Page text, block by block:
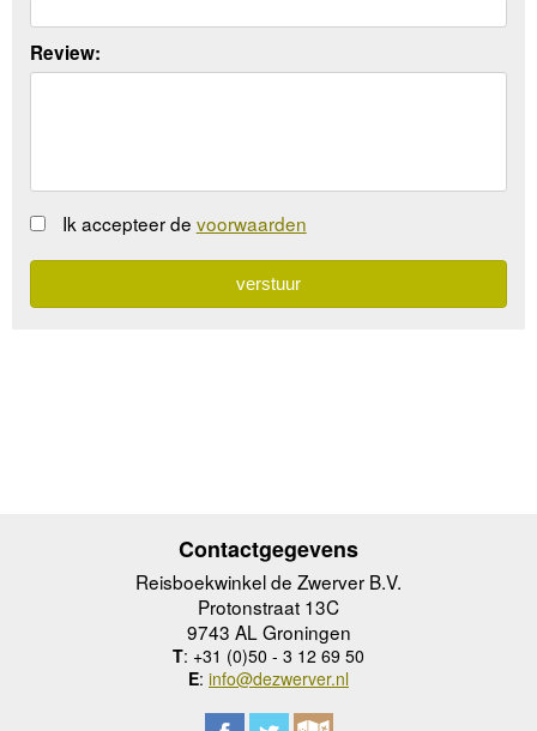
Review:
Ik accepteer de voorwaarden
Contactgegevens
Reisboekwinkel de Zwerver B.V.
Protonstraat 13C
9743 AL Groningen
T: +31 (0)50 - 3 12 69 50
E: info@dezwerver.nl